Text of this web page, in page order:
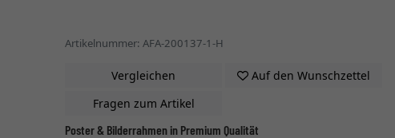
Artikelnummer: AFA-200137-1-H
Vergleichen
Auf den Wunschzettel
Fragen zum Artikel
Poster & Bilderrahmen in Premium Qualität